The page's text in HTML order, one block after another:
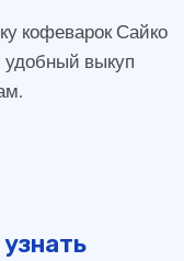
кофеварок Сайко
выкуп
узнать